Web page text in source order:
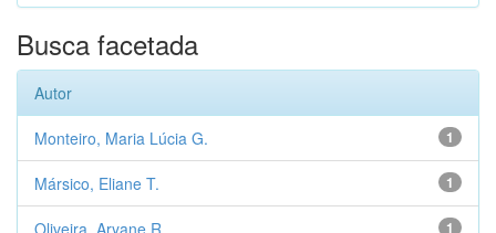
Busca facetada
Autor
1
Monteiro, Maria Lúcia G.
1
Mársico, Eliane T.
1